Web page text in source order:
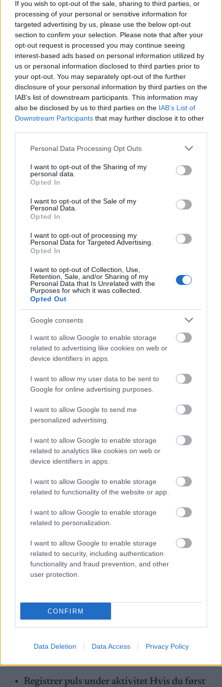
If you wish to opt-out of the sale, sharing to third parties, or
processing of your personal or sensitive information for
targeted advertising by us, please use the below opt-out
section to confirm your selection. Please note that after your
opt-out request is processed you may continue seeing
interest-based ads based on personal information utilized by
us or personal information disclosed to third parties prior to
your opt-out. You may separately opt-out of the further
disclosure of your personal information by third parties on the
IAB’s list of downstream participants. This information may
also be disclosed by us to third parties on the IAB’s List of
Downstream Participants that may further disclose it to other
Please note that this website/app uses one or more Google
not limited to your visit or usage behaviour. You may click to
grant or deny consent to Google and its third-party tags to
use your data for below specified purposes in below Google
consent section.
Personal Data Processing Opt Outs
I want to opt-out of the Sharing of my
personal data.
Opted In
I want to opt-out of the Sale of my
Personal Data.
Opted In
I want to opt-out of processing my
Personal Data for Targeted Advertising.
Opted In
I want to opt-out of Collection, Use,
Retention, Sale, and/or Sharing of my
Personal Data that Is Unrelated with the
Purposes for which it was collected.
Opted Out
Google consents
I want to allow Google to enable storage
related to advertising like cookies on web or
device identifiers in apps.
I want to allow my user data to be sent to
Google for online advertising purposes.
I want to allow Google to send me
personalized advertising.
I want to allow Google to enable storage
related to analytics like cookies on web or
device identifiers in apps.
I want to allow Google to enable storage
related to functionality of the website or app.
I want to allow Google to enable storage
related to personalization.
I want to allow Google to enable storage
related to security, including authentication
functionality and fraud prevention, and other
user protection.
CONFIRM
Data Deletion Data Access Privacy Policy
best å stå over rennet)
Ved feber må du holde deg inne. Etter at
feberen har gitt seg kan du gå lette turer for å
få litt frisk luft. Vent med treningen til at
symptomene er borte.
Når symptomene er borte så bør du starte med
rolig trening.
i3 økt etter 5-6 dager med rolig trening.
Hvis du har gjort mange
«standardøkter/standardtester» så kan du ta en
test istedenfor en økt, for å sikre at kroppen er
Hvis testen er «normal» så kan du trene normalt
igjen: Start med en lett uke. Hvis kroppen reagerer
positivt på den lette uken, kan du fortsette med en
mellomhard uke og deretter en hard uke. Hvis
kroppen ikke reagerer positivt så må du redusere
treningen og «rykke tilbake til start».
I debutfasen av sykdom skal man ikke trene. Du
vet jo ikke hva som er i ferd med å skje. Feber er et
absolutt «nei» til trening, da dette er et sikkert
tegn på en systemisk påvirkning av sykdommen.
Man skal ikke starte trening før man er helt frisk,
eventuelt etter en ekstra sikringsdag. Opptrening
Noen ganger har man restsymptomer fra nese og
bihuler. Så lenge dette er lokale symptomer, det
har gått tilstrekkelig tid og det er ingen
allmennsymptomer, kan man trolig trene lett.
man blir bedre (mindre tett og får ut snørret).
Kontakt og dialog mellom løper-trener-lege er
svært viktig.
Ingen sykdomsforløp er like, og den individuelle
tilpasningen er ofte utslagsgivende for hvor
Utfordringen ligge ofte i å trene lett og rolig nok,
da det er lett å starte treningen på for høy
belastning.
Registrer puls under aktivitet Hvis du først